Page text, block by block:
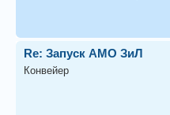
Re: Запуск АМО ЗиЛ
Конвейер